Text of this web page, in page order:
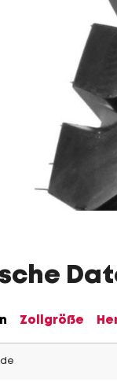
Zollgröße